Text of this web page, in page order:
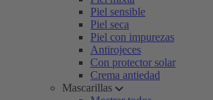
Piel sensible
Piel seca
Piel con impurezas
Antirojeces
Con protector solar
Crema antiedad
Mascarillas